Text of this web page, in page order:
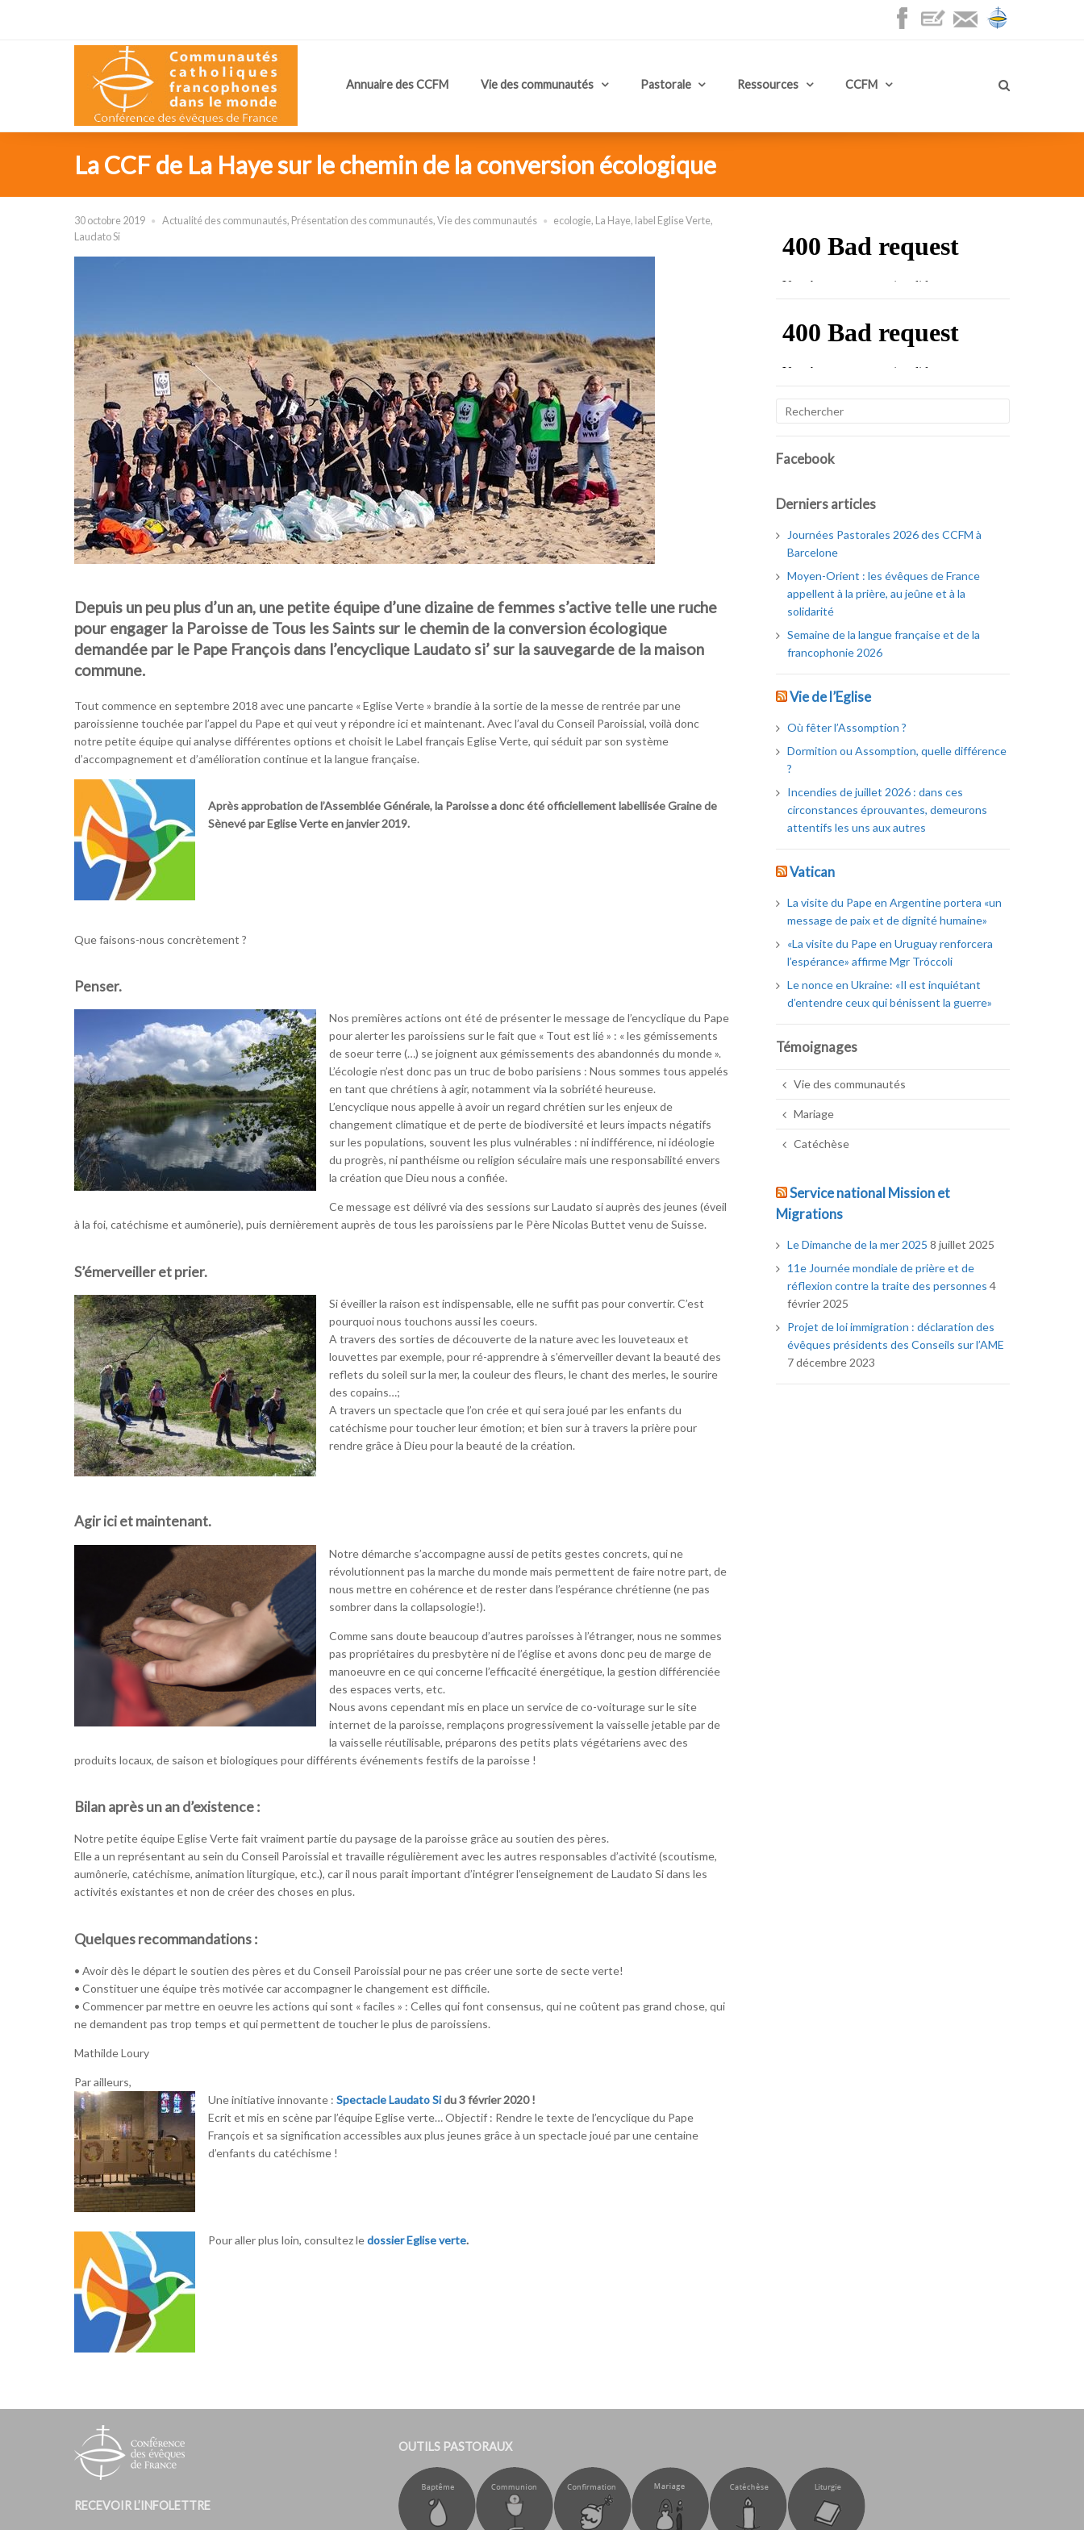
Annuaire des CCFM Vie des communautés Pastorale Ressources CCFM
La CCF de La Haye sur le chemin de la conversion écologique
30 octobre 2019 Actualité des communautés, Présentation des communautés, Vie des communautés ecologie, La Haye, label Eglise Verte,
Laudato Si
Depuis un peu plus d’un an, une petite équipe d’une dizaine de femmes s’active telle une ruche
pour engager la Paroisse de Tous les Saints sur le chemin de la conversion écologique
demandée par le Pape François dans l’encyclique Laudato si’ sur la sauvegarde de la maison
commune.
Tout commence en septembre 2018 avec une pancarte « Eglise Verte » brandie à la sortie de la messe de rentrée par une
paroissienne touchée par l’appel du Pape et qui veut y répondre ici et maintenant. Avec l’aval du Conseil Paroissial, voilà donc
notre petite équipe qui analyse différentes options et choisit le Label français Eglise Verte, qui séduit par son système
d’accompagnement et d’amélioration continue et la langue française.
Après approbation de l’Assemblée Générale, la Paroisse a donc été officiellement labellisée Graine de
Sènevé par Eglise Verte en janvier 2019.
Que faisons-nous concrètement ?
Penser.
Nos premières actions ont été de présenter le message de l’encyclique du Pape
pour alerter les paroissiens sur le fait que « Tout est lié » : « les gémissements
de soeur terre (…) se joignent aux gémissements des abandonnés du monde ».
L’écologie n’est donc pas un truc de bobo parisiens : Nous sommes tous appelés
en tant que chrétiens à agir, notamment via la sobriété heureuse.
L’encyclique nous appelle à avoir un regard chrétien sur les enjeux de
changement climatique et de perte de biodiversité et leurs impacts négatifs
sur les populations, souvent les plus vulnérables : ni indifférence, ni idéologie
du progrès, ni panthéisme ou religion séculaire mais une responsabilité envers
la création que Dieu nous a confiée.
Ce message est délivré via des sessions sur Laudato si auprès des jeunes (éveil
à la foi, catéchisme et aumônerie), puis dernièrement auprès de tous les paroissiens par le Père Nicolas Buttet venu de Suisse.
S’émerveiller et prier.
Si éveiller la raison est indispensable, elle ne suffit pas pour convertir. C’est
pourquoi nous touchons aussi les coeurs.
A travers des sorties de découverte de la nature avec les louveteaux et
louvettes par exemple, pour ré-apprendre à s’émerveiller devant la beauté des
reflets du soleil sur la mer, la couleur des fleurs, le chant des merles, le sourire
des copains…;
A travers un spectacle que l’on crée et qui sera joué par les enfants du
catéchisme pour toucher leur émotion; et bien sur à travers la prière pour
rendre grâce à Dieu pour la beauté de la création.
Agir ici et maintenant.
Notre démarche s’accompagne aussi de petits gestes concrets, qui ne
révolutionnent pas la marche du monde mais permettent de faire notre part, de
nous mettre en cohérence et de rester dans l’espérance chrétienne (ne pas
sombrer dans la collapsologie!).
Comme sans doute beaucoup d’autres paroisses à l’étranger, nous ne sommes
pas propriétaires du presbytère ni de l’église et avons donc peu de marge de
manoeuvre en ce qui concerne l’efficacité énergétique, la gestion différenciée
des espaces verts, etc.
Nous avons cependant mis en place un service de co-voiturage sur le site
internet de la paroisse, remplaçons progressivement la vaisselle jetable par de
la vaisselle réutilisable, préparons des petits plats végétariens avec des
produits locaux, de saison et biologiques pour différents événements festifs de la paroisse !
Bilan après un an d’existence :
Notre petite équipe Eglise Verte fait vraiment partie du paysage de la paroisse grâce au soutien des pères.
Elle a un représentant au sein du Conseil Paroissial et travaille régulièrement avec les autres responsables d’activité (scoutisme,
aumônerie, catéchisme, animation liturgique, etc.), car il nous parait important d’intégrer l’enseignement de Laudato Si dans les
activités existantes et non de créer des choses en plus.
Quelques recommandations :
• Avoir dès le départ le soutien des pères et du Conseil Paroissial pour ne pas créer une sorte de secte verte!
• Constituer une équipe très motivée car accompagner le changement est difficile.
• Commencer par mettre en oeuvre les actions qui sont « faciles » : Celles qui font consensus, qui ne coûtent pas grand chose, qui
ne demandent pas trop temps et qui permettent de toucher le plus de paroissiens.
Mathilde Loury
Par ailleurs,
Une initiative innovante : Spectacle Laudato Sidu 3 février 2020 !
Ecrit et mis en scène par l’équipe Eglise verte… Objectif : Rendre le texte de l’encyclique du Pape
François et sa signification accessibles aux plus jeunes grâce à un spectacle joué par une centaine
d’enfants du catéchisme !
Pour aller plus loin, consultez ledossier Eglise verte.
Facebook
Derniers articles
Journées Pastorales 2026 des CCFM à
Barcelone
Moyen-Orient : les évêques de France
appellent à la prière, au jeûne et à la
solidarité
Semaine de la langue française et de la
francophonie 2026
Vie de l’Eglise
Où fêter l’Assomption ?
Dormition ou Assomption, quelle différence
?
Incendies de juillet 2026 : dans ces
circonstances éprouvantes, demeurons
attentifs les uns aux autres
Vatican
La visite du Pape en Argentine portera «un
message de paix et de dignité humaine»
«La visite du Pape en Uruguay renforcera
l’espérance» affirme Mgr Tróccoli
Le nonce en Ukraine: «Il est inquiétant
d’entendre ceux qui bénissent la guerre»
Témoignages
Vie des communautés
Mariage
Catéchèse
Service national Mission et
Migrations
Le Dimanche de la mer 2025 8 juillet 2025
11e Journée mondiale de prière et de
réflexion contre la traite des personnes 4
février 2025
Projet de loi immigration : déclaration des
évêques présidents des Conseils sur l’AME
7 décembre 2023
RECEVOIR L’INFOLETTRE
OUTILS PASTORAUX